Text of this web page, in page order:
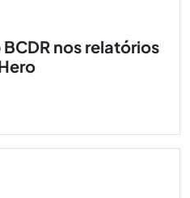
nos relatórios